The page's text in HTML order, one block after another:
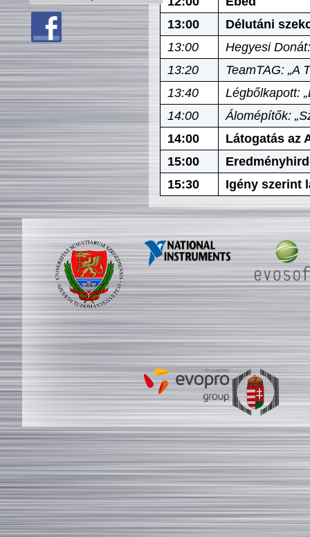
13:00
Délutáni
13:00
Hegyesi
13:20
TeamTAG: „A
13:40
Légbőlkapott:
14:00
Álomépítők:
14:00
Látogatás az
15:00
15:30
Igény szerint